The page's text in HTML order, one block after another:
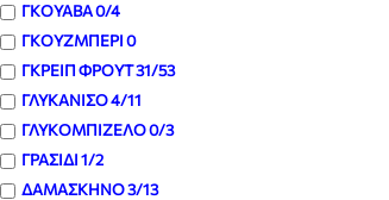
ΓΚΟΥΑΒΑ0/4
ΓΚΟΥΖΜΠΕΡΙ0
ΓΚΡΕΙΠ ΦΡΟΥΤ31/53
ΓΛΥΚΑΝΙΣΟ4/11
ΓΛΥΚΟΜΠΙΖΕΛΟ0/3
ΓΡΑΣΙΔΙ1/2
ΔΑΜΑΣΚΗΝΟ3/13